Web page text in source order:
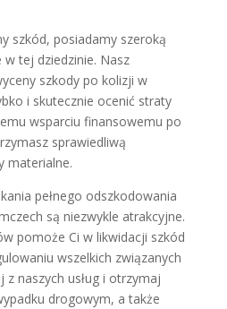
szkód, posiadamy szeroką
tej dziedzinie. Nasz
szkody po kolizji w
i skutecznie ocenić straty
wsparciu finansowemu po
sprawiedliwą
materialne.
pełnego odszkodowania
są niezwykle atrakcyjne.
pomoże Ci w likwidacji szkód
wszelkich związanych
z naszych usług i otrzymaj
drogowym, a także